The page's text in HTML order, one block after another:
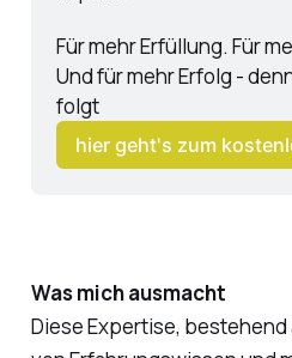
Für mehr Erfüllung. Für
Und für mehr Erfolg -
folgt
hier geht's zum
Was mich ausmacht
Diese Expertise,